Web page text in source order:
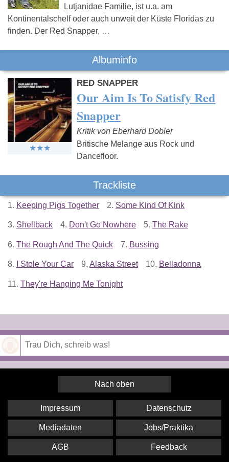
Lutjanidae Familie, ist u.a. am
Kontinentalschelf oder auch unweit der Küste Floridas zu
finden. Der Red Snapper, …
Albuminfo
RED SNAPPER
Our Aim Is To Satisfy Red
Snapper
Kritik von Eberhard Dobler
Britische Melange aus Rock und
Dancefloor.
Trackliste
1. Keeping Pigs Together 2. Some Kind Of Kink
3. Shellback 4. Don't Go Nowhere 5. The Rake
6. The Rough And The Quick 7. Bussing
8. I Stole Your Car 9. Alaska Street 10. Belladonna
11. They're Hanging Me Tonight
Nach oben
Impressum Datenschutz
Mediadaten Jobs/Praktika
AGB Feedback